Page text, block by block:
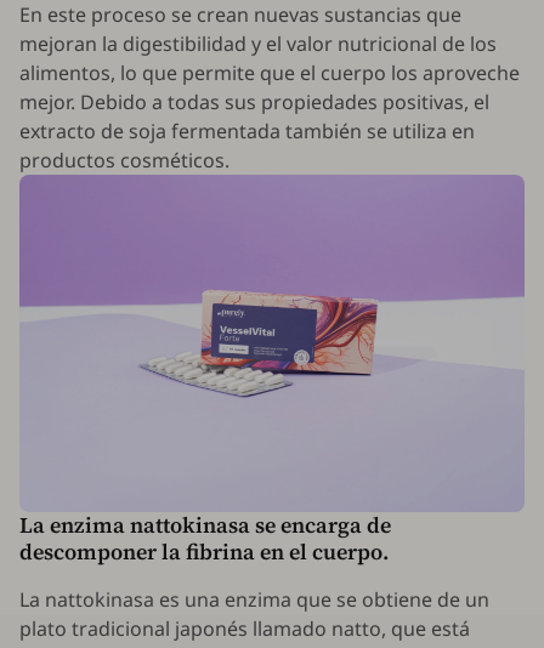
En este proceso se crean nuevas sustancias que
mejoran la digestibilidad y el valor nutricional de los
alimentos, lo que permite que el cuerpo los aproveche
mejor. Debido a todas sus propiedades positivas, el
extracto de soja fermentada también se utiliza en
productos cosméticos.
La enzima nattokinasa se encarga de
descomponer la fibrina en el cuerpo.
La nattokinasa es una enzima que se obtiene de un
plato tradicional japonés llamado natto, que está